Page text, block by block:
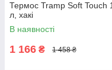
Термос Tramp Soft Touch
л, хакі
В наявності
1 166 ₴ 1 458 ₴